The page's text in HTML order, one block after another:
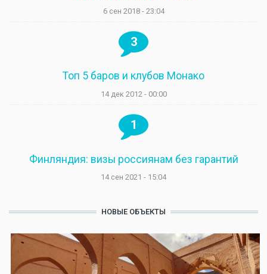
6 сен 2018 - 23:04
3
Топ 5 баров и клубов Монако
14 дек 2012 - 00:00
1
Финляндия: визы россиянам без гарантий
14 сен 2021 - 15:04
НОВЫЕ ОБЪЕКТЫ